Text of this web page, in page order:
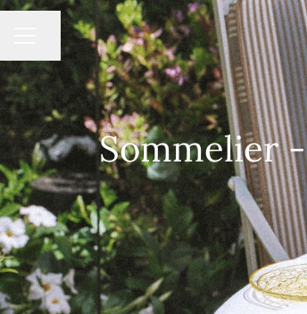
MENU CARRIÈRE
Partager la page
Sommelier